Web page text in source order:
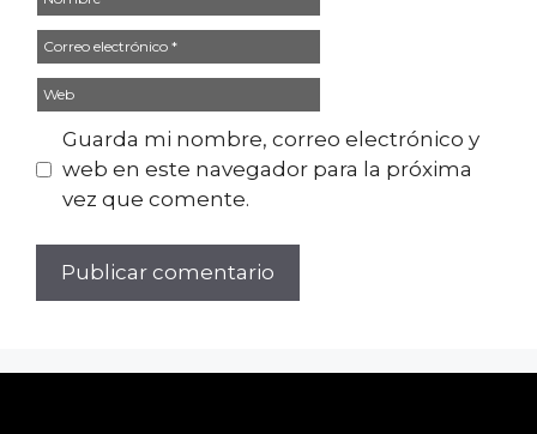
Correo
electrónico
Web
Guarda mi nombre, correo electrónico y
web en este navegador para la próxima
vez que comente.